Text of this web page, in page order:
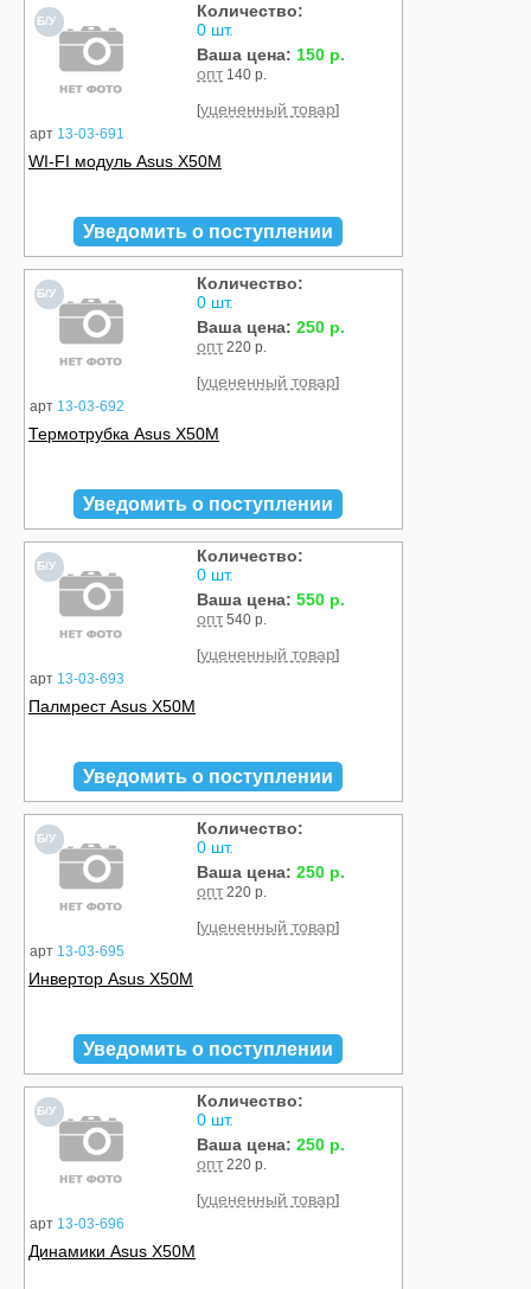
Б/У
арт 13-03-691
Количество:
0 шт.
Ваша цена: 150 р.
опт 140 р.
[уцененный товар]
WI-FI модуль Asus X50M
Уведомить о поступлении
Б/У
арт 13-03-692
Количество:
0 шт.
Ваша цена: 250 р.
опт 220 р.
[уцененный товар]
Термотрубка Asus X50M
Уведомить о поступлении
Б/У
арт 13-03-693
Количество:
0 шт.
Ваша цена: 550 р.
опт 540 р.
[уцененный товар]
Палмрест Asus X50M
Уведомить о поступлении
Б/У
арт 13-03-695
Количество:
0 шт.
Ваша цена: 250 р.
опт 220 р.
[уцененный товар]
Инвертор Asus X50M
Уведомить о поступлении
Б/У
арт 13-03-696
Количество:
0 шт.
Ваша цена: 250 р.
опт 220 р.
[уцененный товар]
Динамики Asus X50M